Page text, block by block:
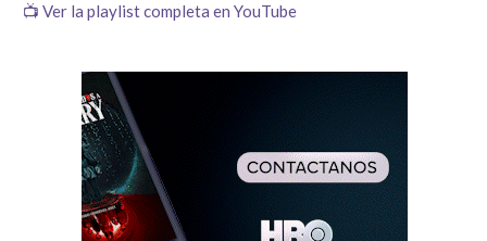
📺 Ver la playlist completa en YouTube